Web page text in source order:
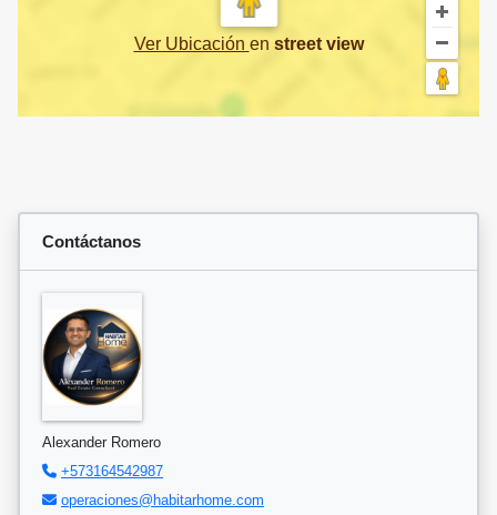
Ver Ubicación en street view
Contáctanos
Alexander Romero
+573164542987
operaciones@habitarhome.com